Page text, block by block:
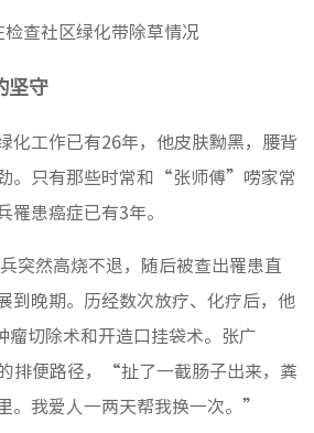
检查社区绿化带除草情况
坚守
化工作已有26年，他皮肤黝黑，腰背
。只有那些时常和“张师傅”唠家常
罹患癌症已有3年。
突然高烧不退，随后被查出罹患直
到晚期。历经数次放疗、化疗后，他
瘤切除术和开造口挂袋术。张广
排便路径，“扯了一截肠子出来，粪
。我爱人一两天帮我换一次。”